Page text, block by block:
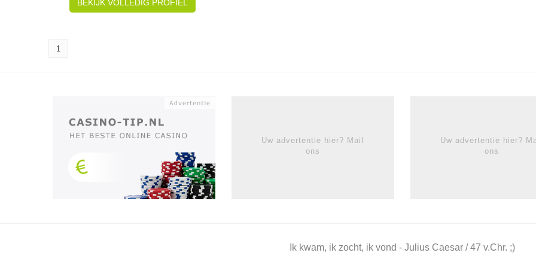
BEKIJK VOLLEDIG PROFIEL
1
Uw advertentie hier? Mail
ons
Uw advertentie hier?
ons
Ik kwam, ik zocht, ik vond - Julius Caesar / 47 v.Chr. ;)